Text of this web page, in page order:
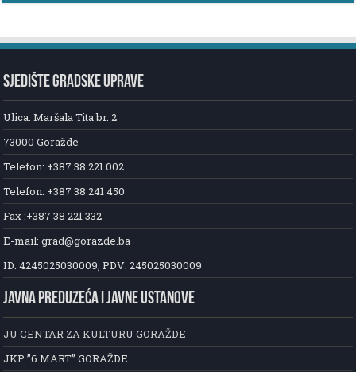
SJEDIŠTE GRADSKE UPRAVE
Ulica: Maršala Tita br. 2
73000 Goražde
Telefon: +387 38 221 002
Telefon: +387 38 241 450
Fax :+387 38 221 332
E-mail: grad@gorazde.ba
ID: 4245025030009, PDV: 245025030009
JAVNA PREDUZEĆA I JAVNE USTANOVE
JU CENTAR ZA KULTURU GORAŽDE
JKP ”6 MART” GORAŽDE